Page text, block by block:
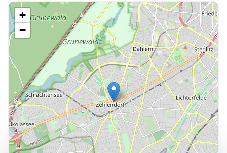
Cookie-Einstellungen
+
−